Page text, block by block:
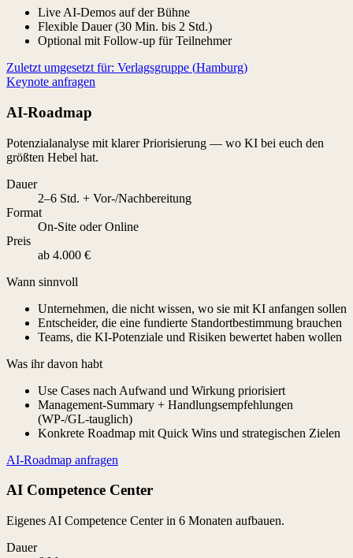
Live AI-Demos auf der Bühne
Flexible Dauer (30 Min. bis 2 Std.)
Optional mit Follow-up für Teilnehmer
Zuletzt umgesetzt für: Verlagsgruppe (Hamburg)
Keynote anfragen
AI-Roadmap
Potenzialanalyse mit klarer Priorisierung — wo KI bei euch den
größten Hebel hat.
Dauer
2–6 Std. + Vor-/Nachbereitung
Format
On-Site oder Online
Preis
ab 4.000 €
Wann sinnvoll
Unternehmen, die nicht wissen, wo sie mit KI anfangen sollen
Entscheider, die eine fundierte Standortbestimmung brauchen
Teams, die KI-Potenziale und Risiken bewertet haben wollen
Was ihr davon habt
Use Cases nach Aufwand und Wirkung priorisiert
Management-Summary + Handlungsempfehlungen
(WP-/GL-tauglich)
Konkrete Roadmap mit Quick Wins und strategischen Zielen
AI-Roadmap anfragen
AI Competence Center
Eigenes AI Competence Center in 6 Monaten aufbauen.
Dauer